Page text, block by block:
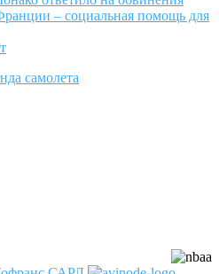
– социальная помощь для